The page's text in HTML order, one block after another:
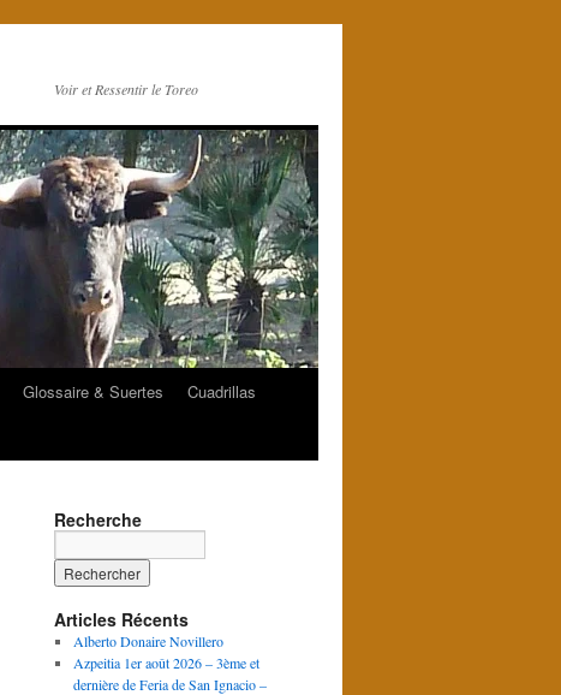
Voir et Ressentir le Toreo
Glossaire & Suertes
Cuadrillas
Recherche
Articles Récents
Alberto Donaire Novillero
Azpeitia 1er août 2026 – 3ème et
dernière de Feria de San Ignacio –